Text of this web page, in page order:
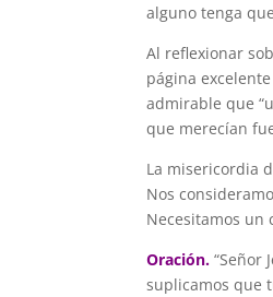
alguno tenga
Al reflexionar
página
admirable que
que merecían
La misericordia
Nos
Necesitamos un
Oración. “Señor
suplicamos que